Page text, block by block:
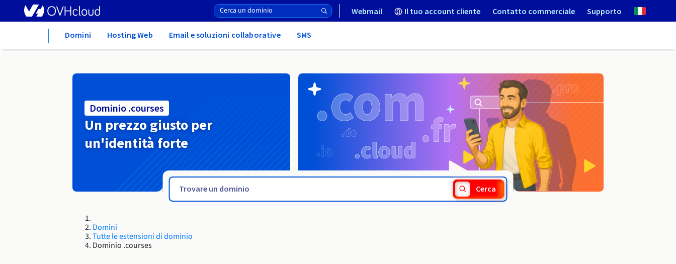
Webmail Il tuo account cliente Contatto commerciale Supporto
Domini Hosting Web Email e soluzioni collaborative SMS
Dominio .courses
Un prezzo giusto per
un'identità forte
Cerca
Domini
Tutte le estensioni di dominio
Dominio .courses